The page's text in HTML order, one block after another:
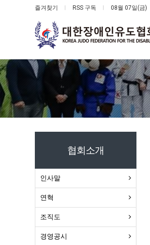
즐겨찾기 RSS 구독 08월 07일(금)
협회소개
인사말
연혁
조직도
경영공시